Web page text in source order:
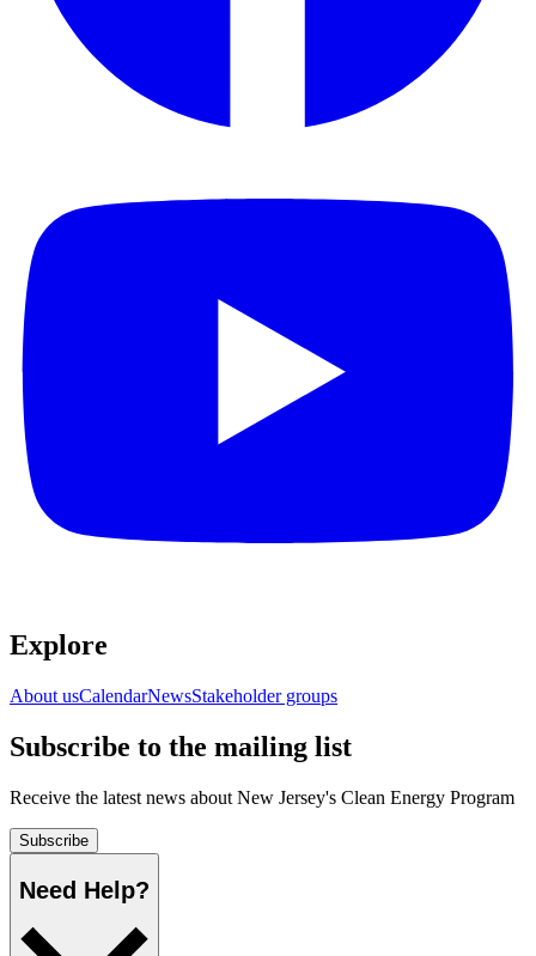
Explore​​​​‌ ‍ ​‍​‍‌‍ ‌ ​‍‌‍‍‌‌‍‌ ‌‍‍‌‌‍ ‍​‍​‍​ ‍‍​‍​‍‌ ​ ‌‍​‌‌‍ ‍‌‍‍‌‌ ‌​‌ ‍‌​‍ ‍‌‍‍‌‌‍ ​‍​‍​‍ ​​‍​‍‌‍‍​‌ ​‍‌‍‌‌‌‍‌‍​‍​‍​ ‍‍​‍​‍‌‍‍​‌ ‌​‌ ‌​‌ ​​​ ‍‍​‍ ​‍ ‌‍ ​‌‍ ‌‍​ ‌‍​‌‌‍ ​‌‍‍​‌‍ ‌ ​ ‌ ‌​​ ‍‍​ ​ ​ ​ ​ ​ ​ ​ ​‍ ‌‍‍‌‌‍ ‍‌ ‌​‌‍‌‌‌‍ ‍‌ ‌​​‍ ‌‍‌‌‌‍‌​‌‍‍‌‌ ‌​​‍ ‌‍ ‌‌‍ ‌‍‌​‌‍‌‌​ ‌‌ ​​‌ ​‍‌‍‌‌‌ ​ ‌‍‌‌‌‍ ‍‌ ‌​‌‍​‌‌ ‌​‌‍‍‌‌‍ ‌‍ ‍​ ‍ ‌‍‍‌‌‍‌​​ ‌‌ ​ ‌‍‍‌‌ ‌​‌‍‌‌‌​‌‍‌‍ ‌‍ ‌ ‌​‌‍‌‌‌ ​‍​ ‍ ‌ ‌​‌ ‍‌‌ ​​‌‍‌‌​ ‌‌‍‌‍‌‍ ‌‍ ‌ ‌​‌‍‌‌‌ ​‍​ ‍ ‌ ​​‌‍​‌‌ ‌​‌‍‍​​ ‌‌‍ ‌‌‍‌‌‌‍ ‍‌ ‌‌‌ ​ ​‍‌‌​ ‌‌‌​​‍‌‌ ‌‍‍ ‌‍‌‌‌ ‍‌​‍‌‌​ ​ ‌​‌​​‍‌‌​ ​ ‌​‌​​‍‌‌​ ​‍​ ​‍‌‍​‌​ ‍‌‌‍‌‍​ ​​‌‍‌​​ ​​​ ‌​​ ​​​ ​ ​ ​‌​ ‌‍​ ‌ ​‍‌‌​ ​‍​ ​‍​‍‌‌​ ‌‌‌​‌​​‍ ‍‌‍‍​‌‍‌‌‌‍​‌‌‍‌​‌‍‍‌‌‍ ‍‌‍‌ ​ ‌‍​‍‌‍​‌‌ ​ ‌‍‌‌‌‌‌‌‌ ​‍‌‍ ​​ ‌‌‍‍​‌ ‌​‌ ‌​‌ ​​​‍‌‌​ ​ ‌​​‌​‍‌‌​ ​‍‌​‌‍​‍‌‌​ ​‍‌​‌‍‌‍ ​‌‍ ‌‍​ ‌‍​‌‌‍ ​‌‍‍​‌‍ ‌ ​ ‌ ‌​​‍‌‌​ ​ ‌​​‌​ ​ ​ ​ ​ ​ ​ ​ ​‍‌‍‌‍‍‌‌‍‌​​ ‌‌ ​ ‌‍‍‌‌ ‌​‌‍‌‌‌​‌‍‌‍ ‌‍ ‌ ‌​‌‍‌‌‌ ​‍​‍‌‍‌ ‌​‌ ‍‌‌ ​​‌‍‌‌​ ‌‌‍‌‍‌‍ ‌‍ ‌ ‌​‌‍‌‌‌ ​‍​‍‌‍‌ ​​‌‍​‌‌ ‌​‌‍‍​​ ‌‌‍ ‌‌‍‌‌‌‍ ‍‌ ‌‌‌ ​ ​‍‌‌​ ‌‌‌​​‍‌‌ ‌‍‍ ‌‍‌‌‌ ‍‌​‍‌‌​ ​ ‌​‌​​‍‌‌​ ​ ‌​‌​​‍‌‌​ ​‍​ ​‍‌‍​‌​ ‍‌‌‍‌‍​ ​​‌‍‌​​ ​​​ ‌​​ ​​​ ​ ​ ​‌​ ‌‍​ ‌ ​‍‌‌​ ​‍​ ​‍​‍‌‌​ ‌‌‌​‌​​‍ ‍‌‍‍​‌‍‌‌‌‍​‌‌‍‌​‌‍‍‌‌‍ ‍‌‍‌ ​‍‌‍‌ ​​‌‍‌‌‌ ​‍‌ ​ ‌ ​​‌‍‌‌‌‍​ ‌ ‌​‌‍‍‌‌ ‌‍‌‍‌‌​ ‌‌ ​​‌ ‌‌‌‍​‍‌‍ ​‌‍‍‌‌ ​ ‌‍‍​‌‍‌‌‌‍‌​​‍​‍‌ ‌
About us​​​​‌ ‍ ​‍​‍‌‍ ‌ ​‍‌‍‍‌‌‍‌ ‌‍‍‌‌‍ ‍​‍​‍​ ‍‍​‍​‍‌ ​ ‌‍​‌‌‍ ‍‌‍‍‌‌ ‌​‌ ‍‌​‍ ‍‌‍‍‌‌‍ ​‍​‍​‍ ​​‍​‍‌‍‍​‌ ​‍‌‍‌‌‌‍‌‍​‍​‍​ ‍‍​‍​‍‌‍‍​‌ ‌​‌ ‌​‌ ​​​ ‍‍​‍ ​‍ ‌‍ ​‌‍ ‌‍​ ‌‍​‌‌‍ ​‌‍‍​‌‍ ‌ ​ ‌ ‌​​ ‍‍​ ​ ​ ​ ​ ​ ​ ​ ​‍ ‌‍‍‌‌‍ ‍‌ ‌​‌‍‌‌‌‍ ‍‌ ‌​​‍ ‌‍‌‌‌‍‌​‌‍‍‌‌ ‌​​‍ ‌‍ ‌‌‍ ‌‍‌​‌‍‌‌​ ‌‌ ​​‌ ​‍‌‍‌‌‌ ​ ‌‍‌‌‌‍ ‍‌ ‌​‌‍​‌‌ ‌​‌‍‍‌‌‍ ‌‍ ‍​ ‍ ‌‍‍‌‌‍‌​​ ‌‌ ​ ‌‍‍‌‌ ‌​‌‍‌‌‌​‌‍‌‍ ‌‍ ‌ ‌​‌‍‌‌‌ ​‍​ ‍ ‌ ‌​‌ ‍‌‌ ​​‌‍‌‌​ ‌‌‍‌‍‌‍ ‌‍ ‌ ‌​‌‍‌‌‌ ​‍​ ‍ ‌ ​​‌‍​‌‌ ‌​‌‍‍​​ ‌‌‍ ‌‌‍‌‌‌‍ ‍‌ ‌‌‌ ​ ​‍‌‌​ ‌‌‌​​‍‌‌ ‌‍‍ ‌‍‌‌‌ ‍‌​‍‌‌​ ​ ‌​‌​​‍‌‌​ ​ ‌​‌​​‍‌‌​ ​‍​ ​‍‌‍​‌​ ‍‌‌‍‌‍​ ​​‌‍‌​​ ​​​ ‌​​ ​​​ ​ ​ ​‌​ ‌‍​ ‌ ​‍‌‌​ ​‍​ ​‍​‍‌‌​ ‌‌‌​‌​​‍ ‍‌‍‍‌‌ ‌​‌‍‌‌‌‍ ‌‌ ​ ​‍‌‌​ ‌‌‌​​‍‌‌ ‌‍‍ ‌‍‌‌‌ ‍‌​‍‌‌​ ​ ‌​‌​​‍‌‌​ ​ ‌​‌​​‍‌‌​ ​‍​ ​‍​ ​​‌‍‌‌‌‍‌​​ ‌ ​ ​‍​ ​‍​ ​​‌‍‌‍​ ‌‍​ ‌​‌‍‌‍‌‍​‍​‍‌‌​ ​‍​ ​‍​‍‌‌​ ‌‌‌​‌​​‍ ‍‌ ‌​‌‍‌‌‌ ‍​‌ ‌​​ ‌‍​‍‌‍​‌‌ ​ ‌‍‌‌‌‌‌‌‌ ​‍‌‍ ​​ ‌‌‍‍​‌ ‌​‌ ‌​‌ ​​​‍‌‌​ ​ ‌​​‌​‍‌‌​ ​‍‌​‌‍​‍‌‌​ ​‍‌​‌‍‌‍ ​‌‍ ‌‍​ ‌‍​‌‌‍ ​‌‍‍​‌‍ ‌ ​ ‌ ‌​​‍‌‌​ ​ ‌​​‌​ ​ ​ ​ ​ ​ ​ ​ ​‍‌‍‌‍‍‌‌‍‌​​ ‌‌ ​ ‌‍‍‌‌ ‌​‌‍‌‌‌​‌‍‌‍ ‌‍ ‌ ‌​‌‍‌‌‌ ​‍​‍‌‍‌ ‌​‌ ‍‌‌ ​​‌‍‌‌​ ‌‌‍‌‍‌‍ ‌‍ ‌ ‌​‌‍‌‌‌ ​‍​‍‌‍‌ ​​‌‍​‌‌ ‌​‌‍‍​​ ‌‌‍ ‌‌‍‌‌‌‍ ‍‌ ‌‌‌ ​ ​‍‌‌​ ‌‌‌​​‍‌‌ ‌‍‍ ‌‍‌‌‌ ‍‌​‍‌‌​ ​ ‌​‌​​‍‌‌​ ​ ‌​‌​​‍‌‌​ ​‍​ ​‍‌‍​‌​ ‍‌‌‍‌‍​ ​​‌‍‌​​ ​​​ ‌​​ ​​​ ​ ​ ​‌​ ‌‍​ ‌ ​‍‌‌​ ​‍​ ​‍​‍‌‌​ ‌‌‌​‌​​‍ ‍‌‍‍‌‌ ‌​‌‍‌‌‌‍ ‌‌ ​ ​‍‌‌​ ‌‌‌​​‍‌‌ ‌‍‍ ‌‍‌‌‌ ‍‌​‍‌‌​ ​ ‌​‌​​‍‌‌​ ​ ‌​‌​​‍‌‌​ ​‍​ ​‍​ ​​‌‍‌‌‌‍‌​​ ‌ ​ ​‍​ ​‍​ ​​‌‍‌‍​ ‌‍​ ‌​‌‍‌‍‌‍​‍​‍‌‌​ ​‍​ ​‍​‍‌‌​ ‌‌‌​‌​​‍ ‍‌ ‌​‌‍‌‌‌ ‍​‌ ‌​​‍‌‍‌ ​​‌‍‌‌‌ ​‍‌ ​ ‌ ​​‌‍‌‌‌‍​ ‌ ‌​‌‍‍‌‌ ‌‍‌‍‌‌​ ‌‌ ​​‌ ‌‌‌‍​‍‌‍ ​‌‍‍‌‌ ​ ‌‍‍​‌‍‌‌‌‍‌​​‍​‍‌ ‌Calendar​​​​‌ ‍ ​‍​‍‌‍ ‌ ​‍‌‍‍‌‌‍‌ ‌‍‍‌‌‍ ‍​‍​‍​ ‍‍​‍​‍‌ ​ ‌‍​‌‌‍ ‍‌‍‍‌‌ ‌​‌ ‍‌​‍ ‍‌‍‍‌‌‍ ​‍​‍​‍ ​​‍​‍‌‍‍​‌ ​‍‌‍‌‌‌‍‌‍​‍​‍​ ‍‍​‍​‍‌‍‍​‌ ‌​‌ ‌​‌ ​​​ ‍‍​‍ ​‍ ‌‍ ​‌‍ ‌‍​ ‌‍​‌‌‍ ​‌‍‍​‌‍ ‌ ​ ‌ ‌​​ ‍‍​ ​ ​ ​ ​ ​ ​ ​ ​‍ ‌‍‍‌‌‍ ‍‌ ‌​‌‍‌‌‌‍ ‍‌ ‌​​‍ ‌‍‌‌‌‍‌​‌‍‍‌‌ ‌​​‍ ‌‍ ‌‌‍ ‌‍‌​‌‍‌‌​ ‌‌ ​​‌ ​‍‌‍‌‌‌ ​ ‌‍‌‌‌‍ ‍‌ ‌​‌‍​‌‌ ‌​‌‍‍‌‌‍ ‌‍ ‍​ ‍ ‌‍‍‌‌‍‌​​ ‌‌ ​ ‌‍‍‌‌ ‌​‌‍‌‌‌​‌‍‌‍ ‌‍ ‌ ‌​‌‍‌‌‌ ​‍​ ‍ ‌ ‌​‌ ‍‌‌ ​​‌‍‌‌​ ‌‌‍‌‍‌‍ ‌‍ ‌ ‌​‌‍‌‌‌ ​‍​ ‍ ‌ ​​‌‍​‌‌ ‌​‌‍‍​​ ‌‌‍ ‌‌‍‌‌‌‍ ‍‌ ‌‌‌ ​ ​‍‌‌​ ‌‌‌​​‍‌‌ ‌‍‍ ‌‍‌‌‌ ‍‌​‍‌‌​ ​ ‌​‌​​‍‌‌​ ​ ‌​‌​​‍‌‌​ ​‍​ ​‍‌‍​‌​ ‍‌‌‍‌‍​ ​​‌‍‌​​ ​​​ ‌​​ ​​​ ​ ​ ​‌​ ‌‍​ ‌ ​‍‌‌​ ​‍​ ​‍​‍‌‌​ ‌‌‌​‌​​‍ ‍‌‍‍‌‌ ‌​‌‍‌‌‌‍ ‌‌ ​ ​‍‌‌​ ‌‌‌​​‍‌‌ ‌‍‍ ‌‍‌‌‌ ‍‌​‍‌‌​ ​ ‌​‌​​‍‌‌​ ​ ‌​‌​​‍‌‌​ ​‍​ ​‍‌‍‌‍​ ‍​​ ‌​​ ​‍‌‍‌​‌‍‌‌​ ‌ ‌‍‌​‌‍‌‍‌‍‌​​ ‌ ​ ​‍​‍‌‌​ ​‍​ ​‍​‍‌‌​ ‌‌‌​‌​​‍ ‍‌ ‌​‌‍‌‌‌ ‍​‌ ‌​​ ‌‍​‍‌‍​‌‌ ​ ‌‍‌‌‌‌‌‌‌ ​‍‌‍ ​​ ‌‌‍‍​‌ ‌​‌ ‌​‌ ​​​‍‌‌​ ​ ‌​​‌​‍‌‌​ ​‍‌​‌‍​‍‌‌​ ​‍‌​‌‍‌‍ ​‌‍ ‌‍​ ‌‍​‌‌‍ ​‌‍‍​‌‍ ‌ ​ ‌ ‌​​‍‌‌​ ​ ‌​​‌​ ​ ​ ​ ​ ​ ​ ​ ​‍‌‍‌‍‍‌‌‍‌​​ ‌‌ ​ ‌‍‍‌‌ ‌​‌‍‌‌‌​‌‍‌‍ ‌‍ ‌ ‌​‌‍‌‌‌ ​‍​‍‌‍‌ ‌​‌ ‍‌‌ ​​‌‍‌‌​ ‌‌‍‌‍‌‍ ‌‍ ‌ ‌​‌‍‌‌‌ ​‍​‍‌‍‌ ​​‌‍​‌‌ ‌​‌‍‍​​ ‌‌‍ ‌‌‍‌‌‌‍ ‍‌ ‌‌‌ ​ ​‍‌‌​ ‌‌‌​​‍‌‌ ‌‍‍ ‌‍‌‌‌ ‍‌​‍‌‌​ ​ ‌​‌​​‍‌‌​ ​ ‌​‌​​‍‌‌​ ​‍​ ​‍‌‍​‌​ ‍‌‌‍‌‍​ ​​‌‍‌​​ ​​​ ‌​​ ​​​ ​ ​ ​‌​ ‌‍​ ‌ ​‍‌‌​ ​‍​ ​‍​‍‌‌​ ‌‌‌​‌​​‍ ‍‌‍‍‌‌ ‌​‌‍‌‌‌‍ ‌‌ ​ ​‍‌‌​ ‌‌‌​​‍‌‌ ‌‍‍ ‌‍‌‌‌ ‍‌​‍‌‌​ ​ ‌​‌​​‍‌‌​ ​ ‌​‌​​‍‌‌​ ​‍​ ​‍‌‍‌‍​ ‍​​ ‌​​ ​‍‌‍‌​‌‍‌‌​ ‌ ‌‍‌​‌‍‌‍‌‍‌​​ ‌ ​ ​‍​‍‌‌​ ​‍​ ​‍​‍‌‌​ ‌‌‌​‌​​‍ ‍‌ ‌​‌‍‌‌‌ ‍​‌ ‌​​‍‌‍‌ ​​‌‍‌‌‌ ​‍‌ ​ ‌ ​​‌‍‌‌‌‍​ ‌ ‌​‌‍‍‌‌ ‌‍‌‍‌‌​ ‌‌ ​​‌ ‌‌‌‍​‍‌‍ ​‌‍‍‌‌ ​ ‌‍‍​‌‍‌‌‌‍‌​​‍​‍‌ ‌News​​​​‌ ‍ ​‍​‍‌‍ ‌ ​‍‌‍‍‌‌‍‌ ‌‍‍‌‌‍ ‍​‍​‍​ ‍‍​‍​‍‌ ​ ‌‍​‌‌‍ ‍‌‍‍‌‌ ‌​‌ ‍‌​‍ ‍‌‍‍‌‌‍ ​‍​‍​‍ ​​‍​‍‌‍‍​‌ ​‍‌‍‌‌‌‍‌‍​‍​‍​ ‍‍​‍​‍‌‍‍​‌ ‌​‌ ‌​‌ ​​​ ‍‍​‍ ​‍ ‌‍ ​‌‍ ‌‍​ ‌‍​‌‌‍ ​‌‍‍​‌‍ ‌ ​ ‌ ‌​​ ‍‍​ ​ ​ ​ ​ ​ ​ ​ ​‍ ‌‍‍‌‌‍ ‍‌ ‌​‌‍‌‌‌‍ ‍‌ ‌​​‍ ‌‍‌‌‌‍‌​‌‍‍‌‌ ‌​​‍ ‌‍ ‌‌‍ ‌‍‌​‌‍‌‌​ ‌‌ ​​‌ ​‍‌‍‌‌‌ ​ ‌‍‌‌‌‍ ‍‌ ‌​‌‍​‌‌ ‌​‌‍‍‌‌‍ ‌‍ ‍​ ‍ ‌‍‍‌‌‍‌​​ ‌‌ ​ ‌‍‍‌‌ ‌​‌‍‌‌‌​‌‍‌‍ ‌‍ ‌ ‌​‌‍‌‌‌ ​‍​ ‍ ‌ ‌​‌ ‍‌‌ ​​‌‍‌‌​ ‌‌‍‌‍‌‍ ‌‍ ‌ ‌​‌‍‌‌‌ ​‍​ ‍ ‌ ​​‌‍​‌‌ ‌​‌‍‍​​ ‌‌‍ ‌‌‍‌‌‌‍ ‍‌ ‌‌‌ ​ ​‍‌‌​ ‌‌‌​​‍‌‌ ‌‍‍ ‌‍‌‌‌ ‍‌​‍‌‌​ ​ ‌​‌​​‍‌‌​ ​ ‌​‌​​‍‌‌​ ​‍​ ​‍‌‍​‌​ ‍‌‌‍‌‍​ ​​‌‍‌​​ ​​​ ‌​​ ​​​ ​ ​ ​‌​ ‌‍​ ‌ ​‍‌‌​ ​‍​ ​‍​‍‌‌​ ‌‌‌​‌​​‍ ‍‌‍‍‌‌ ‌​‌‍‌‌‌‍ ‌‌ ​ ​‍‌‌​ ‌‌‌​​‍‌‌ ‌‍‍ ‌‍‌‌‌ ‍‌​‍‌‌​ ​ ‌​‌​​‍‌‌​ ​ ‌​‌​​‍‌‌​ ​‍​ ​‍‌‍​ ‌‍​‍​ ‍​​ ​​​ ‍‌​ ‌‍​ ​‍​ ‌‍​ ​‍‌‍​‍​ ‍‌​ ​‌​‍‌‌​ ​‍​ ​‍​‍‌‌​ ‌‌‌​‌​​‍ ‍‌ ‌​‌‍‌‌‌ ‍​‌ ‌​​ ‌‍​‍‌‍​‌‌ ​ ‌‍‌‌‌‌‌‌‌ ​‍‌‍ ​​ ‌‌‍‍​‌ ‌​‌ ‌​‌ ​​​‍‌‌​ ​ ‌​​‌​‍‌‌​ ​‍‌​‌‍​‍‌‌​ ​‍‌​‌‍‌‍ ​‌‍ ‌‍​ ‌‍​‌‌‍ ​‌‍‍​‌‍ ‌ ​ ‌ ‌​​‍‌‌​ ​ ‌​​‌​ ​ ​ ​ ​ ​ ​ ​ ​‍‌‍‌‍‍‌‌‍‌​​ ‌‌ ​ ‌‍‍‌‌ ‌​‌‍‌‌‌​‌‍‌‍ ‌‍ ‌ ‌​‌‍‌‌‌ ​‍​‍‌‍‌ ‌​‌ ‍‌‌ ​​‌‍‌‌​ ‌‌‍‌‍‌‍ ‌‍ ‌ ‌​‌‍‌‌‌ ​‍​‍‌‍‌ ​​‌‍​‌‌ ‌​‌‍‍​​ ‌‌‍ ‌‌‍‌‌‌‍ ‍‌ ‌‌‌ ​ ​‍‌‌​ ‌‌‌​​‍‌‌ ‌‍‍ ‌‍‌‌‌ ‍‌​‍‌‌​ ​ ‌​‌​​‍‌‌​ ​ ‌​‌​​‍‌‌​ ​‍​ ​‍‌‍​‌​ ‍‌‌‍‌‍​ ​​‌‍‌​​ ​​​ ‌​​ ​​​ ​ ​ ​‌​ ‌‍​ ‌ ​‍‌‌​ ​‍​ ​‍​‍‌‌​ ‌‌‌​‌​​‍ ‍‌‍‍‌‌ ‌​‌‍‌‌‌‍ ‌‌ ​ ​‍‌‌​ ‌‌‌​​‍‌‌ ‌‍‍ ‌‍‌‌‌ ‍‌​‍‌‌​ ​ ‌​‌​​‍‌‌​ ​ ‌​‌​​‍‌‌​ ​‍​ ​‍‌‍​ ‌‍​‍​ ‍​​ ​​​ ‍‌​ ‌‍​ ​‍​ ‌‍​ ​‍‌‍​‍​ ‍‌​ ​‌​‍‌‌​ ​‍​ ​‍​‍‌‌​ ‌‌‌​‌​​‍ ‍‌ ‌​‌‍‌‌‌ ‍​‌ ‌​​‍‌‍‌ ​​‌‍‌‌‌ ​‍‌ ​ ‌ ​​‌‍‌‌‌‍​ ‌ ‌​‌‍‍‌‌ ‌‍‌‍‌‌​ ‌‌ ​​‌ ‌‌‌‍​‍‌‍ ​‌‍‍‌‌ ​ ‌‍‍​‌‍‌‌‌‍‌​​‍​‍‌ ‌Stakeholder groups​​​​‌ ‍ ​‍​‍‌‍ ‌ ​‍‌‍‍‌‌‍‌ ‌‍‍‌‌‍ ‍​‍​‍​ ‍‍​‍​‍‌ ​ ‌‍​‌‌‍ ‍‌‍‍‌‌ ‌​‌ ‍‌​‍ ‍‌‍‍‌‌‍ ​‍​‍​‍ ​​‍​‍‌‍‍​‌ ​‍‌‍‌‌‌‍‌‍​‍​‍​ ‍‍​‍​‍‌‍‍​‌ ‌​‌ ‌​‌ ​​​ ‍‍​‍ ​‍ ‌‍ ​‌‍ ‌‍​ ‌‍​‌‌‍ ​‌‍‍​‌‍ ‌ ​ ‌ ‌​​ ‍‍​ ​ ​ ​ ​ ​ ​ ​ ​‍ ‌‍‍‌‌‍ ‍‌ ‌​‌‍‌‌‌‍ ‍‌ ‌​​‍ ‌‍‌‌‌‍‌​‌‍‍‌‌ ‌​​‍ ‌‍ ‌‌‍ ‌‍‌​‌‍‌‌​ ‌‌ ​​‌ ​‍‌‍‌‌‌ ​ ‌‍‌‌‌‍ ‍‌ ‌​‌‍​‌‌ ‌​‌‍‍‌‌‍ ‌‍ ‍​ ‍ ‌‍‍‌‌‍‌​​ ‌‌ ​ ‌‍‍‌‌ ‌​‌‍‌‌‌​‌‍‌‍ ‌‍ ‌ ‌​‌‍‌‌‌ ​‍​ ‍ ‌ ‌​‌ ‍‌‌ ​​‌‍‌‌​ ‌‌‍‌‍‌‍ ‌‍ ‌ ‌​‌‍‌‌‌ ​‍​ ‍ ‌ ​​‌‍​‌‌ ‌​‌‍‍​​ ‌‌‍ ‌‌‍‌‌‌‍ ‍‌ ‌‌‌ ​ ​‍‌‌​ ‌‌‌​​‍‌‌ ‌‍‍ ‌‍‌‌‌ ‍‌​‍‌‌​ ​ ‌​‌​​‍‌‌​ ​ ‌​‌​​‍‌‌​ ​‍​ ​‍‌‍​‌​ ‍‌‌‍‌‍​ ​​‌‍‌​​ ​​​ ‌​​ ​​​ ​ ​ ​‌​ ‌‍​ ‌ ​‍‌‌​ ​‍​ ​‍​‍‌‌​ ‌‌‌​‌​​‍ ‍‌‍‍‌‌ ‌​‌‍‌‌‌‍ ‌‌ ​ ​‍‌‌​ ‌‌‌​​‍‌‌ ‌‍‍ ‌‍‌‌‌ ‍‌​‍‌‌​ ​ ‌​‌​​‍‌‌​ ​ ‌​‌​​‍‌‌​ ​‍​ ​‍‌‍​‌‌‍‌​​ ‌‌​ ​​​ ​‍‌‍​‍‌‍​‌‌‍‌‌​ ‌​​ ‍‌‌‍‌‍​ ‌​​‍‌‌​ ​‍​ ​‍​‍‌‌​ ‌‌‌​‌​​‍ ‍‌ ‌​‌‍‌‌‌ ‍​‌ ‌​​ ‌‍​‍‌‍​‌‌ ​ ‌‍‌‌‌‌‌‌‌ ​‍‌‍ ​​ ‌‌‍‍​‌ ‌​‌ ‌​‌ ​​​‍‌‌​ ​ ‌​​‌​‍‌‌​ ​‍‌​‌‍​‍‌‌​ ​‍‌​‌‍‌‍ ​‌‍ ‌‍​ ‌‍​‌‌‍ ​‌‍‍​‌‍ ‌ ​ ‌ ‌​​‍‌‌​ ​ ‌​​‌​ ​ ​ ​ ​ ​ ​ ​ ​‍‌‍‌‍‍‌‌‍‌​​ ‌‌ ​ ‌‍‍‌‌ ‌​‌‍‌‌‌​‌‍‌‍ ‌‍ ‌ ‌​‌‍‌‌‌ ​‍​‍‌‍‌ ‌​‌ ‍‌‌ ​​‌‍‌‌​ ‌‌‍‌‍‌‍ ‌‍ ‌ ‌​‌‍‌‌‌ ​‍​‍‌‍‌ ​​‌‍​‌‌ ‌​‌‍‍​​ ‌‌‍ ‌‌‍‌‌‌‍ ‍‌ ‌‌‌ ​ ​‍‌‌​ ‌‌‌​​‍‌‌ ‌‍‍ ‌‍‌‌‌ ‍‌​‍‌‌​ ​ ‌​‌​​‍‌‌​ ​ ‌​‌​​‍‌‌​ ​‍​ ​‍‌‍​‌​ ‍‌‌‍‌‍​ ​​‌‍‌​​ ​​​ ‌​​ ​​​ ​ ​ ​‌​ ‌‍​ ‌ ​‍‌‌​ ​‍​ ​‍​‍‌‌​ ‌‌‌​‌​​‍ ‍‌‍‍‌‌ ‌​‌‍‌‌‌‍ ‌‌ ​ ​‍‌‌​ ‌‌‌​​‍‌‌ ‌‍‍ ‌‍‌‌‌ ‍‌​‍‌‌​ ​ ‌​‌​​‍‌‌​ ​ ‌​‌​​‍‌‌​ ​‍​ ​‍‌‍​‌‌‍‌​​ ‌‌​ ​​​ ​‍‌‍​‍‌‍​‌‌‍‌‌​ ‌​​ ‍‌‌‍‌‍​ ‌​​‍‌‌​ ​‍​ ​‍​‍‌‌​ ‌‌‌​‌​​‍ ‍‌ ‌​‌‍‌‌‌ ‍​‌ ‌​​‍‌‍‌ ​​‌‍‌‌‌ ​‍‌ ​ ‌ ​​‌‍‌‌‌‍​ ‌ ‌​‌‍‍‌‌ ‌‍‌‍‌‌​ ‌‌ ​​‌ ‌‌‌‍​‍‌‍ ​‌‍‍‌‌ ​ ‌‍‍​‌‍‌‌‌‍‌​​‍​‍‌ ‌
Subscribe to the mailing list​​​​‌ ‍ ​‍​‍‌‍ ‌ ​‍‌‍‍‌‌‍‌ ‌‍‍‌‌‍ ‍​‍​‍​ ‍‍​‍​‍‌ ​ ‌‍​‌‌‍ ‍‌‍‍‌‌ ‌​‌ ‍‌​‍ ‍‌‍‍‌‌‍ ​‍​‍​‍ ​​‍​‍‌‍‍​‌ ​‍‌‍‌‌‌‍‌‍​‍​‍​ ‍‍​‍​‍‌‍‍​‌ ‌​‌ ‌​‌ ​​​ ‍‍​‍ ​‍ ‌‍ ​‌‍ ‌‍​ ‌‍​‌‌‍ ​‌‍‍​‌‍ ‌ ​ ‌ ‌​​ ‍‍​ ​ ​ ​ ​ ​ ​ ​ ​‍ ‌‍‍‌‌‍ ‍‌ ‌​‌‍‌‌‌‍ ‍‌ ‌​​‍ ‌‍‌‌‌‍‌​‌‍‍‌‌ ‌​​‍ ‌‍ ‌‌‍ ‌‍‌​‌‍‌‌​ ‌‌ ​​‌ ​‍‌‍‌‌‌ ​ ‌‍‌‌‌‍ ‍‌ ‌​‌‍​‌‌ ‌​‌‍‍‌‌‍ ‌‍ ‍​ ‍ ‌‍‍‌‌‍‌​​ ‌‌ ​ ‌‍‍‌‌ ‌​‌‍‌‌‌​‌‍‌‍ ‌‍ ‌ ‌​‌‍‌‌‌ ​‍​ ‍ ‌ ‌​‌ ‍‌‌ ​​‌‍‌‌​ ‌‌‍‌‍‌‍ ‌‍ ‌ ‌​‌‍‌‌‌ ​‍​ ‍ ‌ ​​‌‍​‌‌ ‌​‌‍‍​​ ‌‌‍ ‍‌‍‌‌‌ ‌ ‌ ​ ‌‍ ​‌‍‌‌‌ ‌​‌ ‌​‌‍‌‌‌ ​‍​‍ ‍‌‍‍​‌‍‌‌‌‍​‌‌‍‌​‌‍‍‌‌‍ ‍‌‍‌ ​ ‌‍​‍‌‍​‌‌ ​ ‌‍‌‌‌‌‌‌‌ ​‍‌‍ ​​ ‌‌‍‍​‌ ‌​‌ ‌​‌ ​​​‍‌‌​ ​ ‌​​‌​‍‌‌​ ​‍‌​‌‍​‍‌‌​ ​‍‌​‌‍‌‍ ​‌‍ ‌‍​ ‌‍​‌‌‍ ​‌‍‍​‌‍ ‌ ​ ‌ ‌​​‍‌‌​ ​ ‌​​‌​ ​ ​ ​ ​ ​ ​ ​ ​‍‌‍‌‍‍‌‌‍‌​​ ‌‌ ​ ‌‍‍‌‌ ‌​‌‍‌‌‌​‌‍‌‍ ‌‍ ‌ ‌​‌‍‌‌‌ ​‍​‍‌‍‌ ‌​‌ ‍‌‌ ​​‌‍‌‌​ ‌‌‍‌‍‌‍ ‌‍ ‌ ‌​‌‍‌‌‌ ​‍​‍‌‍‌ ​​‌‍​‌‌ ‌​‌‍‍​​ ‌‌‍ ‍‌‍‌‌‌ ‌ ‌ ​ ‌‍ ​‌‍‌‌‌ ‌​‌ ‌​‌‍‌‌‌ ​‍​‍ ‍‌‍‍​‌‍‌‌‌‍​‌‌‍‌​‌‍‍‌‌‍ ‍‌‍‌ ​‍‌‍‌ ​​‌‍‌‌‌ ​‍‌ ​ ‌ ​​‌‍‌‌‌‍​ ‌ ‌​‌‍‍‌‌ ‌‍‌‍‌‌​ ‌‌ ​​‌ ‌‌‌‍​‍‌‍ ​‌‍‍‌‌ ​ ‌‍‍​‌‍‌‌‌‍‌​​‍​‍‌ ‌
Receive the latest news about New Jersey's Clean Energy Program​​​​‌ ‍ ​‍​‍‌‍ ‌ ​‍‌‍‍‌‌‍‌ ‌‍‍‌‌‍ ‍​‍​‍​ ‍‍​‍​‍‌ ​ ‌‍​‌‌‍ ‍‌‍‍‌‌ ‌​‌ ‍‌​‍ ‍‌‍‍‌‌‍ ​‍​‍​‍ ​​‍​‍‌‍‍​‌ ​‍‌‍‌‌‌‍‌‍​‍​‍​ ‍‍​‍​‍‌‍‍​‌ ‌​‌ ‌​‌ ​​​ ‍‍​‍ ​‍ ‌‍ ​‌‍ ‌‍​ ‌‍​‌‌‍ ​‌‍‍​‌‍ ‌ ​ ‌ ‌​​ ‍‍​ ​ ​ ​ ​ ​ ​ ​ ​‍ ‌‍‍‌‌‍ ‍‌ ‌​‌‍‌‌‌‍ ‍‌ ‌​​‍ ‌‍‌‌‌‍‌​‌‍‍‌‌ ‌​​‍ ‌‍ ‌‌‍ ‌‍‌​‌‍‌‌​ ‌‌ ​​‌ ​‍‌‍‌‌‌ ​ ‌‍‌‌‌‍ ‍‌ ‌​‌‍​‌‌ ‌​‌‍‍‌‌‍ ‌‍ ‍​ ‍ ‌‍‍‌‌‍‌​​ ‌‌ ​ ‌‍‍‌‌ ‌​‌‍‌‌‌​‌‍‌‍ ‌‍ ‌ ‌​‌‍‌‌‌ ​‍​ ‍ ‌ ‌​‌ ‍‌‌ ​​‌‍‌‌​ ‌‌‍‌‍‌‍ ‌‍ ‌ ‌​‌‍‌‌‌ ​‍​ ‍ ‌ ​​‌‍​‌‌ ‌​‌‍‍​​ ‌‌‍ ‍‌‍‌‌‌ ‌ ‌ ​ ‌‍ ​‌‍‌‌‌ ‌​‌ ‌​‌‍‌‌‌ ​‍​‍ ‍‌ ‌​‌‍‌‌‌ ‍​‌ ‌​​ ‌‍​‍‌‍​‌‌ ​ ‌‍‌‌‌‌‌‌‌ ​‍‌‍ ​​ ‌‌‍‍​‌ ‌​‌ ‌​‌ ​​​‍‌‌​ ​ ‌​​‌​‍‌‌​ ​‍‌​‌‍​‍‌‌​ ​‍‌​‌‍‌‍ ​‌‍ ‌‍​ ‌‍​‌‌‍ ​‌‍‍​‌‍ ‌ ​ ‌ ‌​​‍‌‌​ ​ ‌​​‌​ ​ ​ ​ ​ ​ ​ ​ ​‍‌‍‌‍‍‌‌‍‌​​ ‌‌ ​ ‌‍‍‌‌ ‌​‌‍‌‌‌​‌‍‌‍ ‌‍ ‌ ‌​‌‍‌‌‌ ​‍​‍‌‍‌ ‌​‌ ‍‌‌ ​​‌‍‌‌​ ‌‌‍‌‍‌‍ ‌‍ ‌ ‌​‌‍‌‌‌ ​‍​‍‌‍‌ ​​‌‍​‌‌ ‌​‌‍‍​​ ‌‌‍ ‍‌‍‌‌‌ ‌ ‌ ​ ‌‍ ​‌‍‌‌‌ ‌​‌ ‌​‌‍‌‌‌ ​‍​‍ ‍‌ ‌​‌‍‌‌‌ ‍​‌ ‌​​‍‌‍‌ ​​‌‍‌‌‌ ​‍‌ ​ ‌ ​​‌‍‌‌‌‍​ ‌ ‌​‌‍‍‌‌ ‌‍‌‍‌‌​ ‌‌ ​​‌ ‌‌‌‍​‍‌‍ ​‌‍‍‌‌ ​ ‌‍‍​‌‍‌‌‌‍‌​​‍​‍‌ ‌
Subscribe​​​​‌ ‍ ​‍​‍‌‍ ‌ ​‍‌‍‍‌‌‍‌ ‌‍‍‌‌‍ ‍​‍​‍​ ‍‍​‍​‍‌ ​ ‌‍​‌‌‍ ‍‌‍‍‌‌ ‌​‌ ‍‌​‍ ‍‌‍‍‌‌‍ ​‍​‍​‍ ​​‍​‍‌‍‍​‌ ​‍‌‍‌‌‌‍‌‍​‍​‍​ ‍‍​‍​‍‌‍‍​‌ ‌​‌ ‌​‌ ​​​ ‍‍​‍ ​‍ ‌‍ ​‌‍ ‌‍​ ‌‍​‌‌‍ ​‌‍‍​‌‍ ‌ ​ ‌ ‌​​ ‍‍​ ​ ​ ​ ​ ​ ​ ​ ​‍ ‌‍‍‌‌‍ ‍‌ ‌​‌‍‌‌‌‍ ‍‌ ‌​​‍ ‌‍‌‌‌‍‌​‌‍‍‌‌ ‌​​‍ ‌‍ ‌‌‍ ‌‍‌​‌‍‌‌​ ‌‌ ​​‌ ​‍‌‍‌‌‌ ​ ‌‍‌‌‌‍ ‍‌ ‌​‌‍​‌‌ ‌​‌‍‍‌‌‍ ‌‍ ‍​ ‍ ‌‍‍‌‌‍‌​​ ‌‌ ​ ‌‍‍‌‌ ‌​‌‍‌‌‌​‌‍‌‍ ‌‍ ‌ ‌​‌‍‌‌‌ ​‍​ ‍ ‌ ‌​‌ ‍‌‌ ​​‌‍‌‌​ ‌‌‍‌‍‌‍ ‌‍ ‌ ‌​‌‍‌‌‌ ​‍​ ‍ ‌ ​​‌‍​‌‌ ‌​‌‍‍​​ ‌‌‍ ‍‌‍‌‌‌ ‌ ‌ ​ ‌‍ ​‌‍‌‌‌ ‌​‌ ‌​‌‍‌‌‌ ​‍​‍ ‍‌‍​‍‌ ‌​‌‍ ‍​ ‌‍​‍‌‍​‌‌ ​ ‌‍‌‌‌‌‌‌‌ ​‍‌‍ ​​ ‌‌‍‍​‌ ‌​‌ ‌​‌ ​​​‍‌‌​ ​ ‌​​‌​‍‌‌​ ​‍‌​‌‍​‍‌‌​ ​‍‌​‌‍‌‍ ​‌‍ ‌‍​ ‌‍​‌‌‍ ​‌‍‍​‌‍ ‌ ​ ‌ ‌​​‍‌‌​ ​ ‌​​‌​ ​ ​ ​ ​ ​ ​ ​ ​‍‌‍‌‍‍‌‌‍‌​​ ‌‌ ​ ‌‍‍‌‌ ‌​‌‍‌‌‌​‌‍‌‍ ‌‍ ‌ ‌​‌‍‌‌‌ ​‍​‍‌‍‌ ‌​‌ ‍‌‌ ​​‌‍‌‌​ ‌‌‍‌‍‌‍ ‌‍ ‌ ‌​‌‍‌‌‌ ​‍​‍‌‍‌ ​​‌‍​‌‌ ‌​‌‍‍​​ ‌‌‍ ‍‌‍‌‌‌ ‌ ‌ ​ ‌‍ ​‌‍‌‌‌ ‌​‌ ‌​‌‍‌‌‌ ​‍​‍ ‍‌‍​‍‌ ‌​‌‍ ‍​‍‌‍‌ ​​‌‍‌‌‌ ​‍‌ ​ ‌ ​​‌‍‌‌‌‍​ ‌ ‌​‌‍‍‌‌ ‌‍‌‍‌‌​ ‌‌ ​​‌ ‌‌‌‍​‍‌‍ ​‌‍‍‌‌ ​ ‌‍‍​‌‍‌‌‌‍‌​​‍​‍‌ ‌
Need Help?​​​​‌ ‍ ​‍​‍‌‍ ‌ ​‍‌‍‍‌‌‍‌ ‌‍‍‌‌‍ ‍​‍​‍​ ‍‍​‍​‍‌ ​ ‌‍​‌‌‍ ‍‌‍‍‌‌ ‌​‌ ‍‌​‍ ‍‌‍‍‌‌‍ ​‍​‍​‍ ​​‍​‍‌‍‍​‌ ​‍‌‍‌‌‌‍‌‍​‍​‍​ ‍‍​‍​‍‌‍‍​‌ ‌​‌ ‌​‌ ​​​ ‍‍​‍ ​‍ ‌‍ ​‌‍ ‌‍​ ‌‍​‌‌‍ ​‌‍‍​‌‍ ‌ ​ ‌ ‌​​ ‍‍​ ​ ​ ​ ​ ​ ​ ​ ​‍ ‌‍‍‌‌‍ ‍‌ ‌​‌‍‌‌‌‍ ‍‌ ‌​​‍ ‌‍‌‌‌‍‌​‌‍‍‌‌ ‌​​‍ ‌‍ ‌‌‍ ‌‍‌​‌‍‌‌​ ‌‌ ​​‌ ​‍‌‍‌‌‌ ​ ‌‍‌‌‌‍ ‍‌ ‌​‌‍​‌‌ ‌​‌‍‍‌‌‍ ‌‍ ‍​ ‍ ‌‍‍‌‌‍‌​​ ‌‌ ​ ‌‍‍‌‌ ‌​‌‍‌‌‌​‌‍‌‍ ‌‍ ‌ ‌​‌‍‌‌‌ ​‍​ ‍ ‌ ‌​‌ ‍‌‌ ​​‌‍‌‌​ ‌‌‍‌‍‌‍ ‌‍ ‌ ‌​‌‍‌‌‌ ​‍​ ‍ ‌ ​​‌‍​‌‌ ‌​‌‍‍​​ ‌‌‍ ‌‌‍‌‌‌‍ ‍‌ ‌‌‌ ​ ​‍‌‌​ ‌‌‌​​‍‌‌ ‌‍‍ ‌‍‌‌‌ ‍‌​‍‌‌​ ​ ‌​‌​​‍‌‌​ ​ ‌​‌​​‍‌‌​ ​‍​ ​‍‌‍‌‌‌‍‌‍​ ​‌​ ‌ ​ ​‌‌‍​ ‌‍‌‌‌‍​‌​ ‍‌‌‍‌​​ ​‍‌‍​ ​‍‌‌​ ​‍​ ​‍​‍‌‌​ ‌‌‌​‌​​‍ ‍‌‍‍​‌‍‌‌‌‍​‌‌‍‌​‌‍‍‌‌‍ ‍‌‍‌ ​ ‌‍​‍‌‍​‌‌ ​ ‌‍‌‌‌‌‌‌‌ ​‍‌‍ ​​ ‌‌‍‍​‌ ‌​‌ ‌​‌ ​​​‍‌‌​ ​ ‌​​‌​‍‌‌​ ​‍‌​‌‍​‍‌‌​ ​‍‌​‌‍‌‍ ​‌‍ ‌‍​ ‌‍​‌‌‍ ​‌‍‍​‌‍ ‌ ​ ‌ ‌​​‍‌‌​ ​ ‌​​‌​ ​ ​ ​ ​ ​ ​ ​ ​‍‌‍‌‍‍‌‌‍‌​​ ‌‌ ​ ‌‍‍‌‌ ‌​‌‍‌‌‌​‌‍‌‍ ‌‍ ‌ ‌​‌‍‌‌‌ ​‍​‍‌‍‌ ‌​‌ ‍‌‌ ​​‌‍‌‌​ ‌‌‍‌‍‌‍ ‌‍ ‌ ‌​‌‍‌‌‌ ​‍​‍‌‍‌ ​​‌‍​‌‌ ‌​‌‍‍​​ ‌‌‍ ‌‌‍‌‌‌‍ ‍‌ ‌‌‌ ​ ​‍‌‌​ ‌‌‌​​‍‌‌ ‌‍‍ ‌‍‌‌‌ ‍‌​‍‌‌​ ​ ‌​‌​​‍‌‌​ ​ ‌​‌​​‍‌‌​ ​‍​ ​‍‌‍‌‌‌‍‌‍​ ​‌​ ‌ ​ ​‌‌‍​ ‌‍‌‌‌‍​‌​ ‍‌‌‍‌​​ ​‍‌‍​ ​‍‌‌​ ​‍​ ​‍​‍‌‌​ ‌‌‌​‌​​‍ ‍‌‍‍​‌‍‌‌‌‍​‌‌‍‌​‌‍‍‌‌‍ ‍‌‍‌ ​‍‌‍‌ ​​‌‍‌‌‌ ​‍‌ ​ ‌ ​​‌‍‌‌‌‍​ ‌ ‌​‌‍‍‌‌ ‌‍‌‍‌‌​ ‌‌ ​​‌ ‌‌‌‍​‍‌‍ ​‌‍‍‌‌ ​ ‌‍‍​‌‍‌‌‌‍‌​​‍​‍‌ ‌